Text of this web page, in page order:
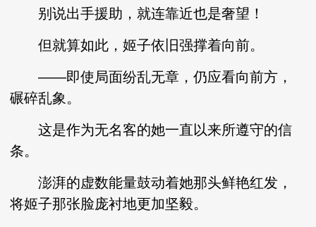
别说出手援助，就连靠近也是奢望！
但就算如此，姬子依旧强撑着向前。
——即使局面纷乱无章，仍应看向前方，
碾碎乱象。
这是作为无名客的她一直以来所遵守的信
条。
澎湃的虚数能量鼓动着她那头鲜艳红发，
将姬子那张脸庞衬地更加坚毅。